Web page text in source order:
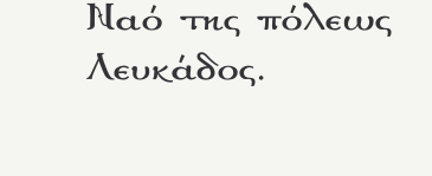
Ναό της πόλεως
Λευκάδος.